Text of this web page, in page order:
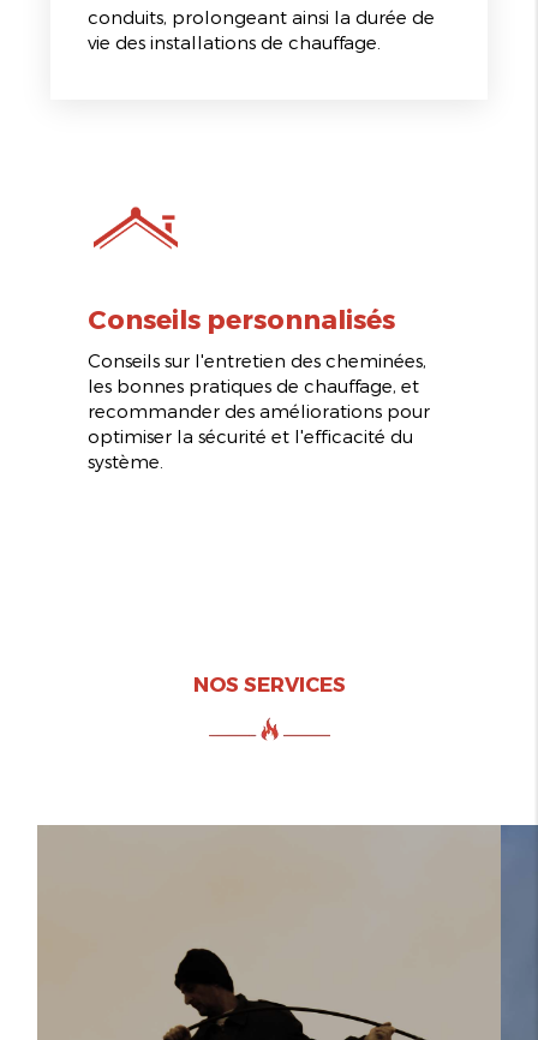
conduits, prolongeant ainsi la durée de
vie des installations de chauffage.
Conseils personnalisés
Conseils sur l'entretien des cheminées,
les bonnes pratiques de chauffage, et
recommander des améliorations pour
optimiser la sécurité et l'efficacité du
système.
NOS SERVICES